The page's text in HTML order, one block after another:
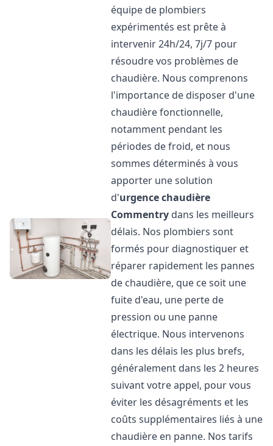
équipe de plombiers
expérimentés est prête à
intervenir 24h/24, 7j/7 pour
résoudre vos problèmes de
chaudière. Nous comprenons
l'importance de disposer d'une
chaudière fonctionnelle,
notamment pendant les
périodes de froid, et nous
sommes déterminés à vous
apporter une solution
d'urgence chaudière
Commentry dans les meilleurs
délais. Nos plombiers sont
formés pour diagnostiquer et
réparer rapidement les pannes
de chaudière, que ce soit une
fuite d'eau, une perte de
pression ou une panne
électrique. Nous intervenons
dans les délais les plus brefs,
généralement dans les 2 heures
suivant votre appel, pour vous
éviter les désagréments et les
coûts supplémentaires liés à une
chaudière en panne. Nos tarifs